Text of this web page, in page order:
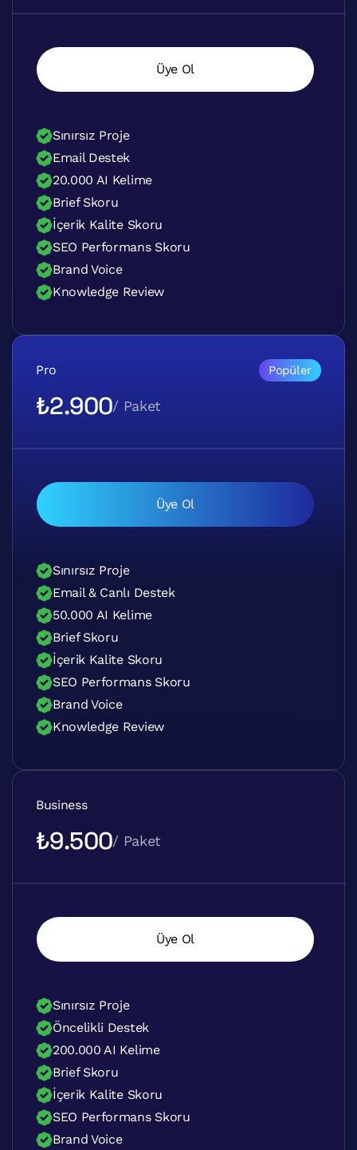
Üye Ol
Sınırsız Proje
Email Destek
20.000 AI Kelime
Brief Skoru
İçerik Kalite Skoru
SEO Performans Skoru
Brand Voice
Knowledge Review
Pro Popüler
₺2.900/ Paket
Üye Ol
Sınırsız Proje
Email & Canlı Destek
50.000 AI Kelime
Brief Skoru
İçerik Kalite Skoru
SEO Performans Skoru
Brand Voice
Knowledge Review
Business
₺9.500/ Paket
Üye Ol
Sınırsız Proje
Öncelikli Destek
200.000 AI Kelime
Brief Skoru
İçerik Kalite Skoru
SEO Performans Skoru
Brand Voice